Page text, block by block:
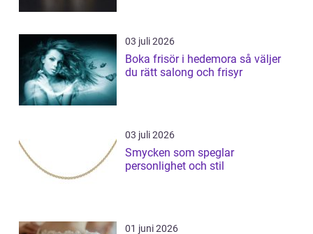
03 juli 2026
Boka frisör i hedemora så väljer
du rätt salong och frisyr
03 juli 2026
Smycken som speglar
personlighet och stil
01 juni 2026